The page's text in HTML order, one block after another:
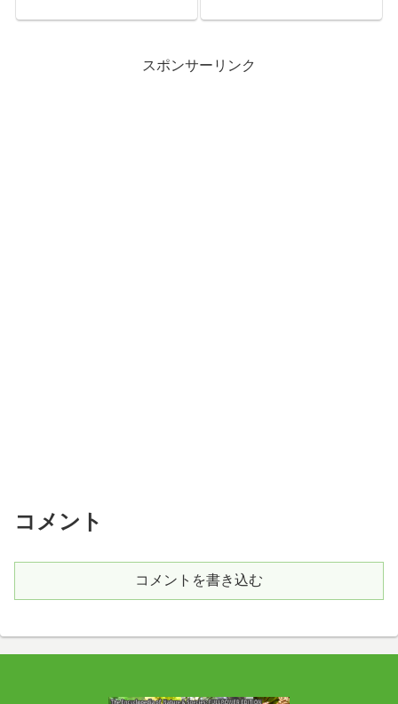
スポンサーリンク
コメント
コメントを書き込む